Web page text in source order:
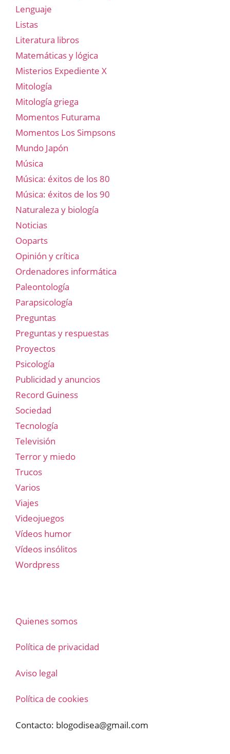
Lenguaje
Listas
Literatura libros
Matemáticas y lógica
Misterios Expediente X
Mitología
Mitología griega
Momentos Futurama
Momentos Los Simpsons
Mundo Japón
Música
Música: éxitos de los 80
Música: éxitos de los 90
Naturaleza y biología
Noticias
Ooparts
Opinión y crítica
Ordenadores informática
Paleontología
Parapsicología
Preguntas
Preguntas y respuestas
Proyectos
Psicología
Publicidad y anuncios
Record Guiness
Sociedad
Tecnología
Televisión
Terror y miedo
Trucos
Varios
Viajes
Videojuegos
Vídeos humor
Vídeos insólitos
Wordpress
Quienes somos
Política de privacidad
Aviso legal
Política de cookies
Contacto: blogodisea@gmail.com